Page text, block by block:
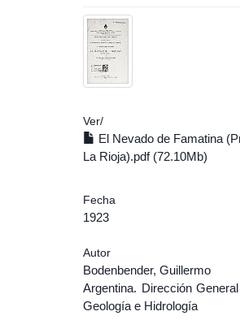
Ver/
El Nevado de Famatina
La Rioja).pdf (72.10Mb)
Fecha
1923
Autor
Bodenbender, Guillermo
Argentina. Dirección
Geología e Hidrología